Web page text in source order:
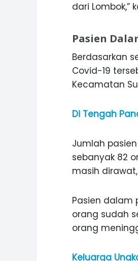
dari Lombok,”
Pasien
Berdasarkan
Covid-19
Kecamatan
Di Tengah
Jumlah
sebanyak 82
masih
Pasien dalam
orang sudah
orang
Keluarga